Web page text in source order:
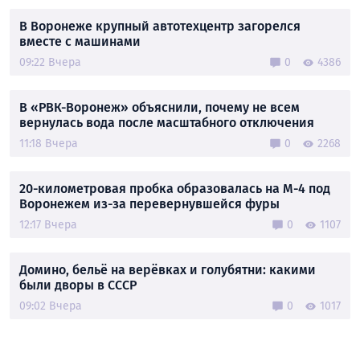
В Воронеже крупный автотехцентр загорелся
вместе с машинами
09:22 Вчера 0 4386
В «РВК-Воронеж» объяснили, почему не всем
вернулась вода после масштабного отключения
11:18 Вчера 0 2268
20-километровая пробка образовалась на М-4 под
Воронежем из-за перевернувшейся фуры
12:17 Вчера 0 1107
Домино, бельё на верёвках и голубятни: какими
были дворы в СССР
09:02 Вчера 0 1017